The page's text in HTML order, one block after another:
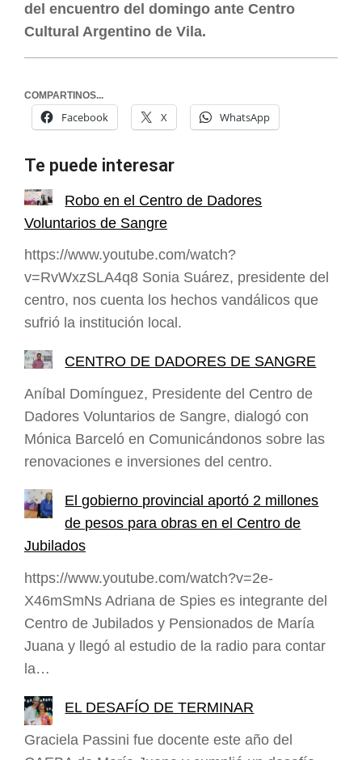
del encuentro del domingo ante Centro
Cultural Argentino de Vila.
COMPARTINOS...
Facebook X WhatsApp
Te puede interesar
Robo en el Centro de Dadores
Voluntarios de Sangre
https://www.youtube.com/watch?
v=RvWxzSLA4q8 Sonia Suárez, presidente del
centro, nos cuenta los hechos vandálicos que
sufrió la institución local.
CENTRO DE DADORES DE SANGRE
Aníbal Domínguez, Presidente del Centro de
Dadores Voluntarios de Sangre, dialogó con
Mónica Barceló en Comunicándonos sobre las
renovaciones e inversiones del centro.
El gobierno provincial aportó 2 millones
de pesos para obras en el Centro de
Jubilados
https://www.youtube.com/watch?v=2e-
X46mSmNs Adriana de Spies es integrante del
Centro de Jubilados y Pensionados de María
Juana y llegó al estudio de la radio para contar
la…
EL DESAFÍO DE TERMINAR
Graciela Passini fue docente este año del